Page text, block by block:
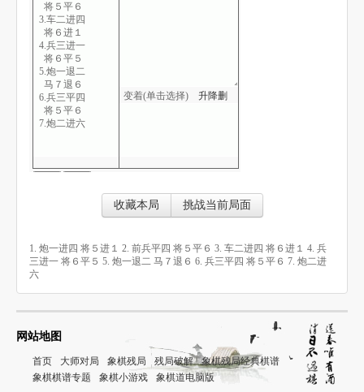
将５平６
3.车二进四
将６进１
4.兵三进一
将６平５
5.炮一退二
马７退６
6.兵三平四
将５平６
7.炮二进六
变着(单击选择) 升降删
收藏本局 挑战当前局面
1. 炮一进四 将５进１ 2. 前兵平四 将５平６ 3. 车二进四 将６进１ 4. 兵
三进一 将６平５ 5. 炮一退二 马７退６ 6. 兵三平四 将５平６ 7. 炮二进
六
网站地图
首页 大师对局 象棋残局 残局破解
象棋残局经典棋谱
象棋棋谱专题
象棋小游戏 象棋道电脑版